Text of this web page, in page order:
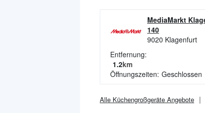
MediaMarkt
140
9020 Klagenfurt
Entfernung:
1.2km
Öffnungszeiten: Geschlossen
Alle Küchengroßgeräte Angebote